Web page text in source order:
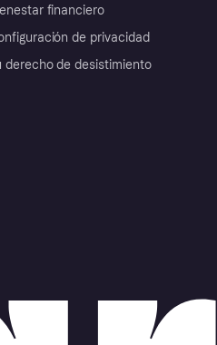
financiero
de privacidad
derecho de desistimiento